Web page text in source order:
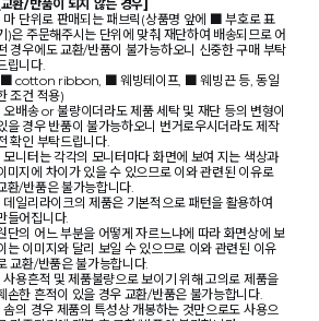
환/반품이 되지 않는 경우]
마 단위로 판매되는 패브릭(상품명 앞에 ■ 부호로 표
)은 주문해주시는 단위에 맞춰 재단하여 배송되므로 어
경우에도 교환/반품이 불가능하오니 신중한 구매 부탁
립니다.
cotton ribbon, ■ 웨빙테이프, ■ 웨빙끈 등, 동일
조건 적용)
오배송 or 불량이더라도 제품 세탁 및 재단 등의 변형이
을 경우 반품이 불가능하오니 번거로우시더라도 제작
확인 부탁드립니다.
모니터는 각각의 모니터마다 화면에 보여 지는 색상과
미지에 차이가 있을 수 있으므로 이와 관련된 이유로
환/반품은 불가능합니다.
데일리라이크의 제품은 기본적으로 패턴을 활용하여
들어집니다.
단의 어느 부분을 어떻게 자르느냐에 따라 화면상에 보
는 이미지와 달리 보일 수 있으므로 이와 관련된 이유
교환/반품은 불가능합니다.
사용흔적 및 제품불량으로 보이기 위해 고의로 제품을
손한 흔적이 있을 경우 교환/반품은 불가능합니다.
솜의 경우 제품의 특성상 개봉하는 것만으로도 사용으